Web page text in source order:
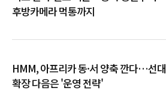
후방카메라 먹통까지
HMM, 아프리카 동·서 양축 깐다…선대
확장 다음은 '운영 전략'